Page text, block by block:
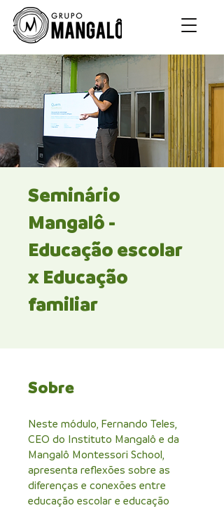
Seminário
Mangalô -
Educação escolar
x Educação
familiar
Sobre
Neste módulo, Fernando Teles,
CEO do Instituto Mangalô e da
Mangalô Montessori School,
apresenta reflexões sobre as
diferenças e conexões entre
educação escolar e educação